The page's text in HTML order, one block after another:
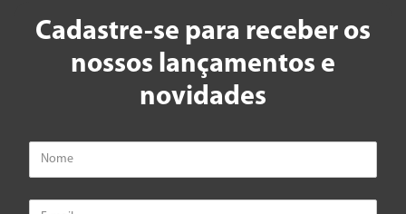
Seu nome
Cadastre-se para receber os
nossos lançamentos e
novidades